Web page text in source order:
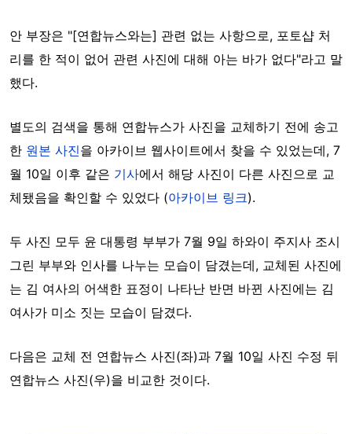
안 부장은 "[연합뉴스와는] 관련 없는 사항으로, 포토샵 처
리를 한 적이 없어 관련 사진에 대해 아는 바가 없다"라고 말
했다.
별도의 검색을 통해 연합뉴스가 사진을 교체하기 전에 송고
한 원본 사진을 아카이브 웹사이트에서 찾을 수 있었는데, 7
월 10일 이후 같은 기사에서 해당 사진이 다른 사진으로 교
체됐음을 확인할 수 있었다 (아카이브 링크).
두 사진 모두 윤 대통령 부부가 7월 9일 하와이 주지사 조시
그린 부부와 인사를 나누는 모습이 담겼는데, 교체된 사진에
는 김 여사의 어색한 표정이 나타난 반면 바뀐 사진에는 김
여사가 미소 짓는 모습이 담겼다.
다음은 교체 전 연합뉴스 사진(좌)과 7월 10일 사진 수정 뒤
연합뉴스 사진(우)을 비교한 것이다.